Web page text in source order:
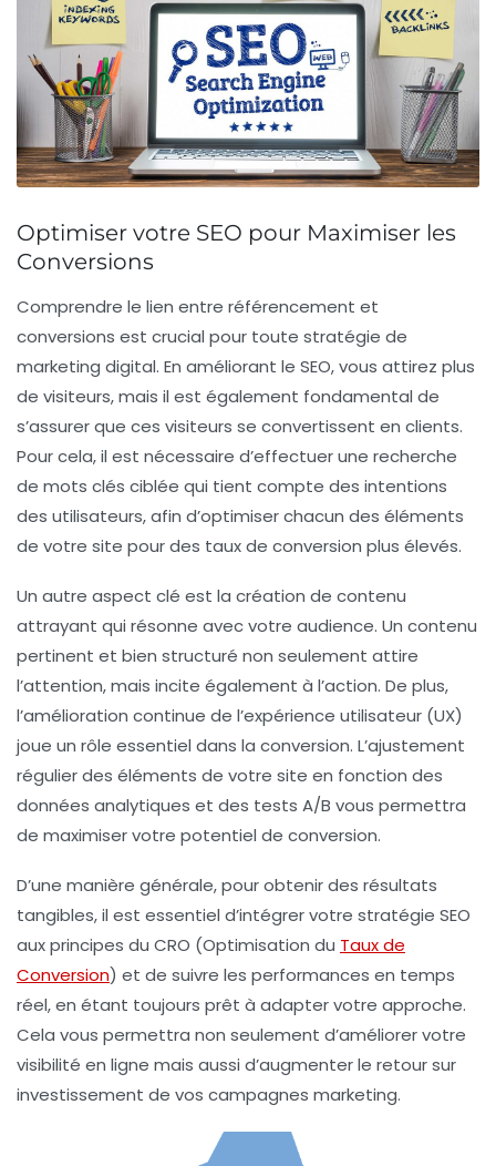
Optimiser votre SEO pour Maximiser les
Conversions
Comprendre le lien entre référencement et
conversions est crucial pour toute stratégie de
marketing digital. En améliorant le SEO, vous attirez plus
de visiteurs, mais il est également fondamental de
s’assurer que ces visiteurs se convertissent en clients.
Pour cela, il est nécessaire d’effectuer une recherche
de mots clés ciblée qui tient compte des intentions
des utilisateurs, afin d’optimiser chacun des éléments
de votre site pour des taux de conversion plus élevés.
Un autre aspect clé est la création de contenu
attrayant qui résonne avec votre audience. Un contenu
pertinent et bien structuré non seulement attire
l’attention, mais incite également à l’action. De plus,
l’amélioration continue de l’expérience utilisateur (UX)
joue un rôle essentiel dans la conversion. L’ajustement
régulier des éléments de votre site en fonction des
données analytiques et des tests A/B vous permettra
de maximiser votre potentiel de conversion.
D’une manière générale, pour obtenir des résultats
tangibles, il est essentiel d’intégrer votre stratégie SEO
aux principes du CRO (Optimisation du Taux de
Conversion) et de suivre les performances en temps
réel, en étant toujours prêt à adapter votre approche.
Cela vous permettra non seulement d’améliorer votre
visibilité en ligne mais aussi d’augmenter le retour sur
investissement de vos campagnes marketing.